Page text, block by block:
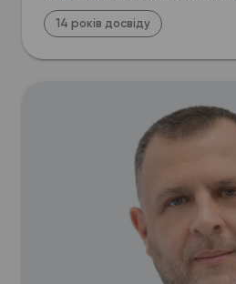
14 років досвіду